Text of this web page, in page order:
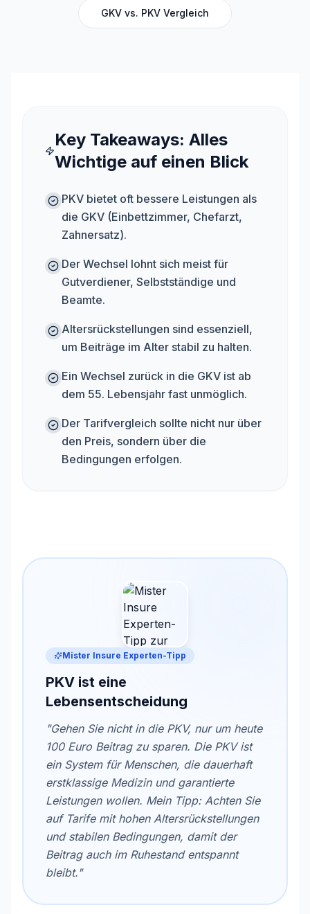
GKV vs. PKV Vergleich
Key Takeaways: Alles
Wichtige auf einen Blick
PKV bietet oft bessere Leistungen als
die GKV (Einbettzimmer, Chefarzt,
Zahnersatz).
Der Wechsel lohnt sich meist für
Gutverdiener, Selbstständige und
Beamte.
Altersrückstellungen sind essenziell,
um Beiträge im Alter stabil zu halten.
Ein Wechsel zurück in die GKV ist ab
dem 55. Lebensjahr fast unmöglich.
Der Tarifvergleich sollte nicht nur über
den Preis, sondern über die
Bedingungen erfolgen.
Mister Insure Experten-Tipp
PKV ist eine
Lebensentscheidung
"Gehen Sie nicht in die PKV, nur um heute
100 Euro Beitrag zu sparen. Die PKV ist
ein System für Menschen, die dauerhaft
erstklassige Medizin und garantierte
Leistungen wollen. Mein Tipp: Achten Sie
auf Tarife mit hohen Altersrückstellungen
und stabilen Bedingungen, damit der
Beitrag auch im Ruhestand entspannt
bleibt."